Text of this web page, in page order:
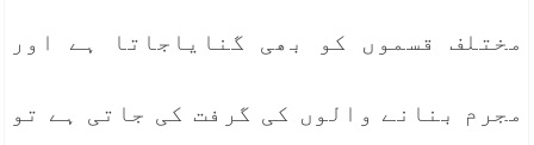
مختلف قسموں کو بھی گنایاجاتا ہے اور
مجرم بنانے والوں کی گرفت کی جاتی ہے تو